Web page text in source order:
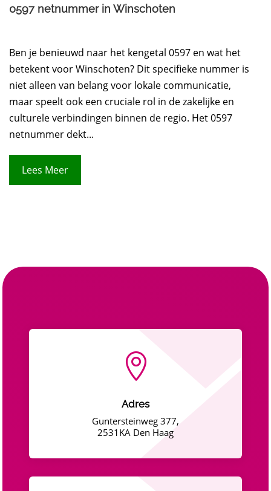
0597 netnummer in Winschoten
Ben je benieuwd naar het kengetal 0597 en wat het
betekent voor Winschoten? Dit specifieke nummer is
niet alleen van belang voor lokale communicatie,
maar speelt ook een cruciale rol in de zakelijke en
culturele verbindingen binnen de regio. Het 0597
netnummer dekt...
Lees Meer

Adres
Guntersteinweg 377,
2531KA Den Haag